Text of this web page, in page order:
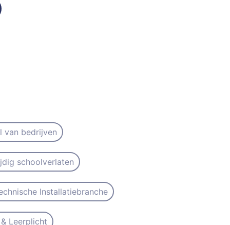
van bedrijven
schoolverlaten
Installatiebranche
Leerplicht